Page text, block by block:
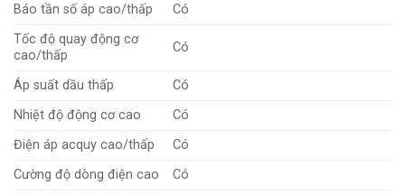
Báo tần số áp cao/thấp
Có
Tốc độ quay động cơ
cao/thấp
Có
Áp suất dầu thấp
Có
Nhiệt độ động cơ cao
Có
Điện áp acquy cao/thấp
Có
Cường độ dòng điện cao
Có